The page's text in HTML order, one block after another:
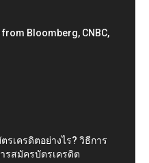
from Bloomberg, CNBC,
รเครดิตอย่างไร? วิธีการ
รสมัครบัตรเครดิต